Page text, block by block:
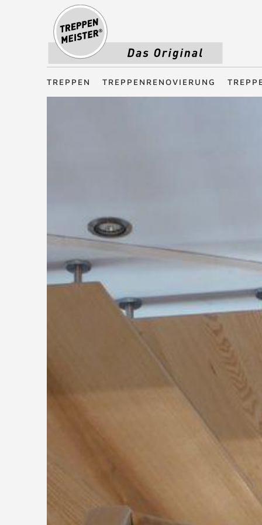
Treppenmeister - Das Original
TREPPEN TREPPENRENOVIERUNG